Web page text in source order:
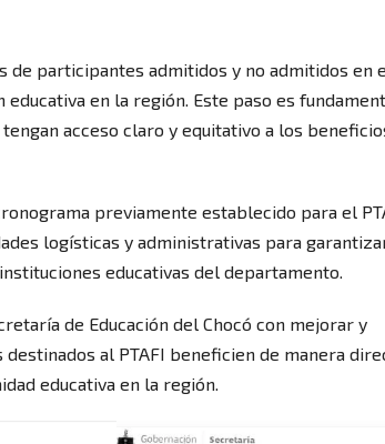
de participantes admitidos y no admitidos en
en la región. Este paso es
acceso claro y equitativo a los
previamente establecido para el
logísticas y administrativas para
educativas del departamento.
de Educación del Chocó con mejorar y
al PTAFI beneficien de manera
educativa en la región.